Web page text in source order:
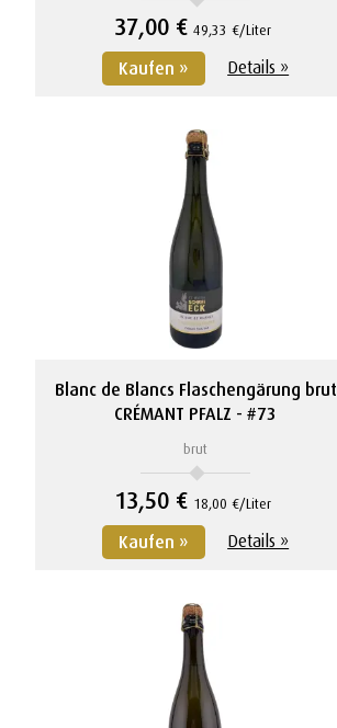
37,00 € 49,33 €/Liter
Kaufen » Details »
Blanc de Blancs Flaschengärung brut
CRÉMANT PFALZ
#73
brut
13,50 € 18,00 €/Liter
Kaufen » Details »